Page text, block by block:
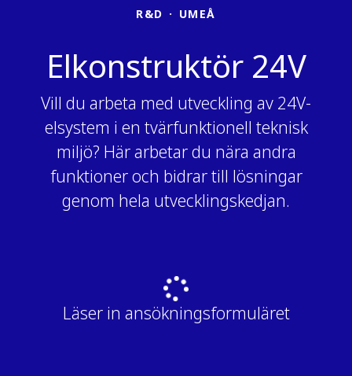
R&D · UMEÅ
Elkonstruktör 24V
Vill du arbeta med utveckling av 24V-
elsystem i en tvärfunktionell teknisk
miljö? Här arbetar du nära andra
funktioner och bidrar till lösningar
genom hela utvecklingskedjan.
Läser in ansökningsformuläret